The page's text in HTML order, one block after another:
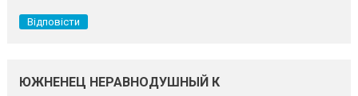
Відповісти
ЮЖНЕНЕЦ НЕРАВНОДУШНЫЙ К